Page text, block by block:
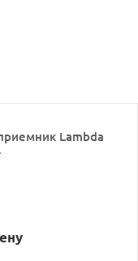
Lambda